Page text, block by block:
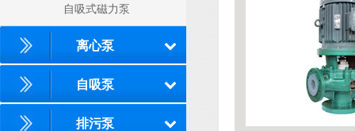
自吸式磁力泵
离心泵
自吸泵
排污泵